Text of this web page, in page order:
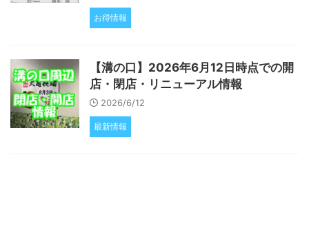
お得情報
【溝の口】2026年6月12日時点での開
店・閉店・リニューアル情報
2026/6/12
最新情報